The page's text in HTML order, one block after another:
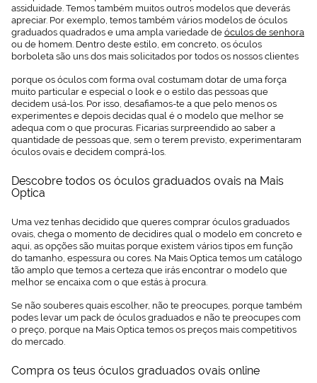
assiduidade. Temos também muitos outros modelos que deverás
apreciar. Por exemplo, temos também vários modelos de óculos
graduados quadrados e uma ampla variedade de óculos de senhora
ou de homem. Dentro deste estilo, em concreto, os óculos
borboleta são uns dos mais solicitados por todos os nossos clientes
porque os óculos com forma oval costumam dotar de uma força
muito particular e especial o look e o estilo das pessoas que
decidem usá-los. Por isso, desafiamos-te a que pelo menos os
experimentes e depois decidas qual é o modelo que melhor se
adequa com o que procuras. Ficarias surpreendido ao saber a
quantidade de pessoas que, sem o terem previsto, experimentaram
óculos ovais e decidem comprá-los.
Descobre todos os óculos graduados ovais na Mais
Optica
Uma vez tenhas decidido que queres comprar óculos graduados
ovais, chega o momento de decidires qual o modelo em concreto e
aqui, as opções são muitas porque existem vários tipos em função
do tamanho, espessura ou cores. Na Mais Optica temos um catálogo
tão amplo que temos a certeza que irás encontrar o modelo que
melhor se encaixa com o que estás à procura.
Se não souberes quais escolher, não te preocupes, porque também
podes levar um pack de óculos graduados e não te preocupes com
o preço, porque na Mais Optica temos os preços mais competitivos
do mercado.
Compra os teus óculos graduados ovais online